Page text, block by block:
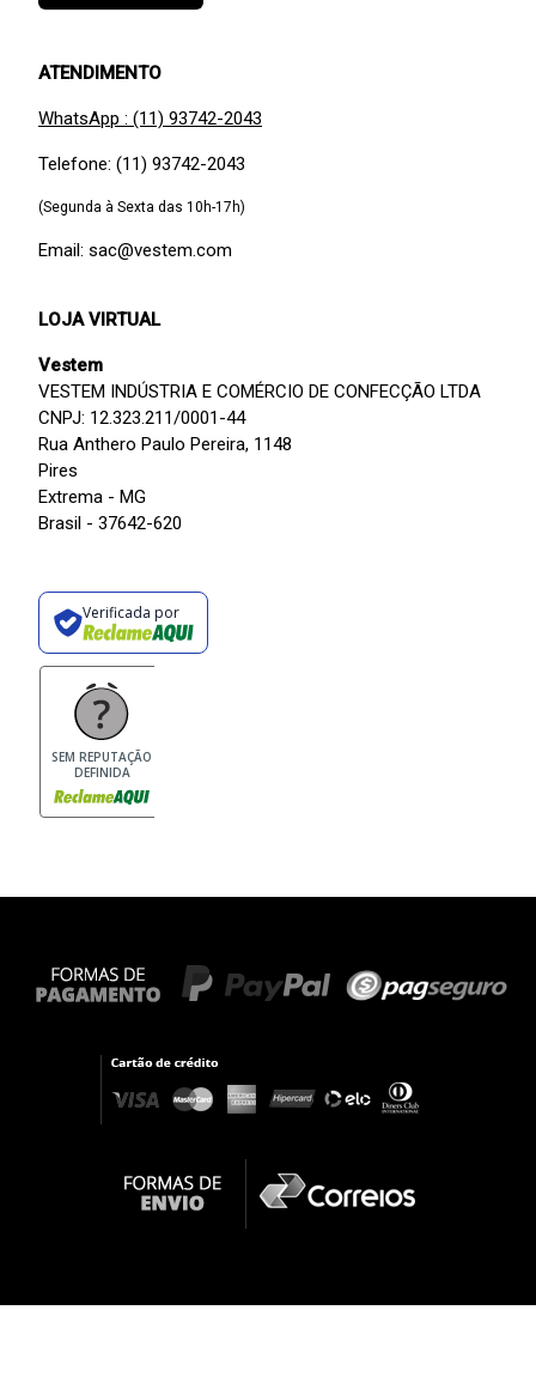
ATENDIMENTO
WhatsApp : (11) 93742-2043
Telefone: (11) 93742-2043
(Segunda à Sexta das 10h-17h)
Email: sac@vestem.com
LOJA VIRTUAL
Vestem
VESTEM INDÚSTRIA E COMÉRCIO DE CONFECÇÃO LTDA
CNPJ: 12.323.211/0001-44
Rua Anthero Paulo Pereira, 1148
Pires
Extrema - MG
Brasil - 37642-620
Verificada por
SEM REPUTAÇÃO
DEFINIDA